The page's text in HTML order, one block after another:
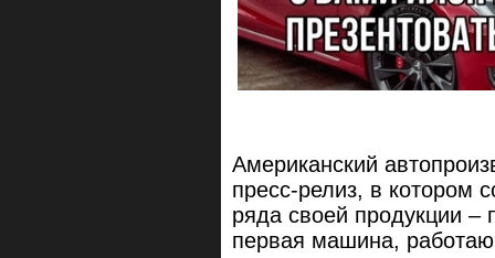
Американский
пресс-релиз, в котором
ряда своей продукции –
первая машина,